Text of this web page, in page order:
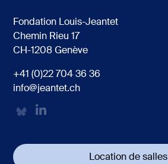
Fondation Louis-Jeantet
Chemin Rieu 17
CH-1208 Genève
+41 (0)22 704 36 36
info@jeantet.ch
Location de salles